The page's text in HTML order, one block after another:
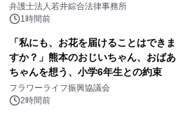
弁護士法人若井綜合法律事務所
1時間前
「私にも、お花を届けることはできま
すか？」熊本のおじいちゃん、おばあ
ちゃんを想う、小学6年生との約束
フラワーライフ振興協議会
2時間前